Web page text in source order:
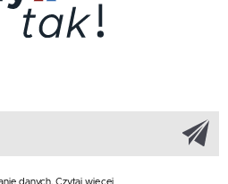
danych. Czytaj więcej